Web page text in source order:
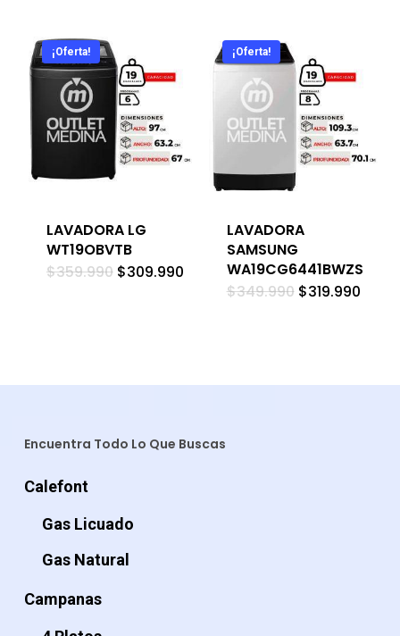
¡Oferta!
LAVADORA LG
WT19OBVTB
$359.990 El
$309.990El
precio
actual
¡Oferta!
LAVADORA
SAMSUNG
WA19CG6441BWZS
$349.990 El
$319.990El
Encuentra Todo Lo Que Buscas
Calefont
Gas Licuado
Gas Natural
Campanas